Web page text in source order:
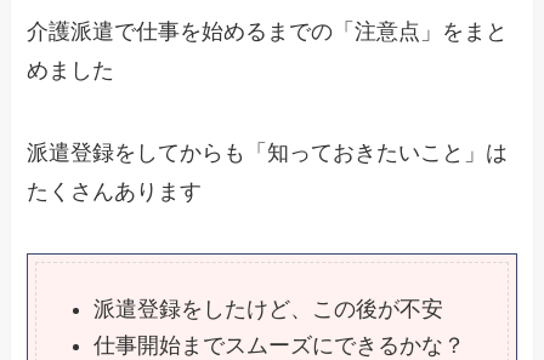
介護派遣で仕事を始めるまでの「注意点」をまと
めました
派遣登録をしてからも「知っておきたいこと」は
たくさんあります
派遣登録をしたけど、この後が不安
仕事開始までスムーズにできるかな？